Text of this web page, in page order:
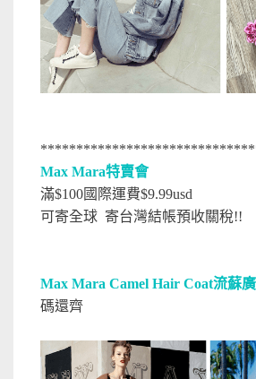
Max Mara特賣會
滿$100國際運費$9.99usd
可寄全球 寄台灣結帳預收關稅!!
Max Mara Camel Hair Coat流蘇
碼還齊